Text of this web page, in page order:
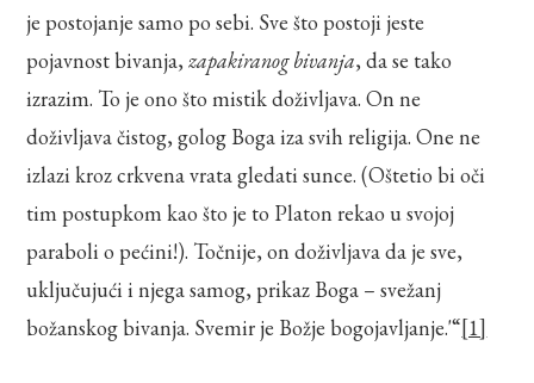
je postojanje samo po sebi. Sve što postoji jeste
pojavnost bivanja,zapakiranog bivanja, da se tako
izrazim. To je ono što mistik doživljava. On ne
doživljava čistog, golog Boga iza svih religija. One ne
izlazi kroz crkvena vrata gledati sunce. (Oštetio bi oči
tim postupkom kao što je to Platon rekao u svojoj
paraboli o pećini!). Točnije, on doživljava da je sve,
uključujući i njega samog, prikaz Boga – svežanj
božanskog bivanja. Svemir je Božje bogojavljanje.'“[1]